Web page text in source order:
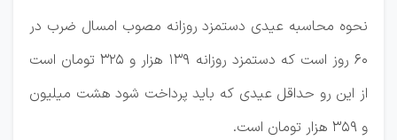
نحوه محاسبه عیدی دستمزد روزانه مصوب امسال ضرب در
۶۰ روز است که دستمزد روزانه ۱۳۹ هزار و ۳۲۵ تومان است
از این رو حداقل عیدی که باید پرداخت شود هشت میلیون
و ۳۵۹ هزار تومان است.